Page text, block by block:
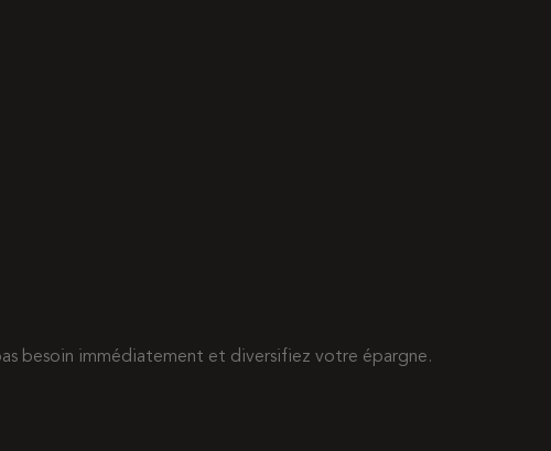
besoin immédiatement et diversifiez votre épargne.